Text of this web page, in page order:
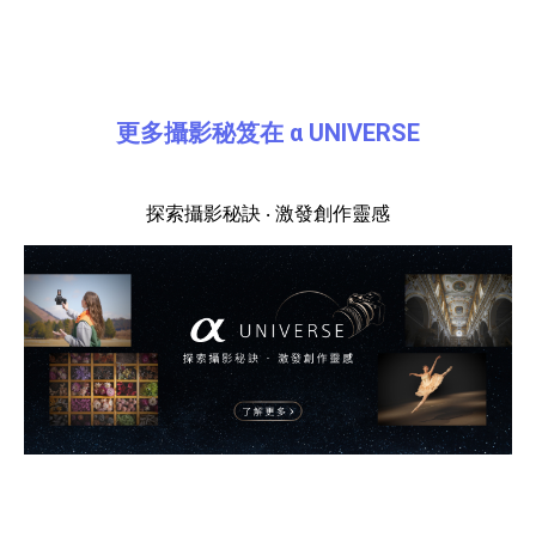
更多攝影秘笈在 α UNIVERSE
探索攝影秘訣 ‧ 激發創作靈感